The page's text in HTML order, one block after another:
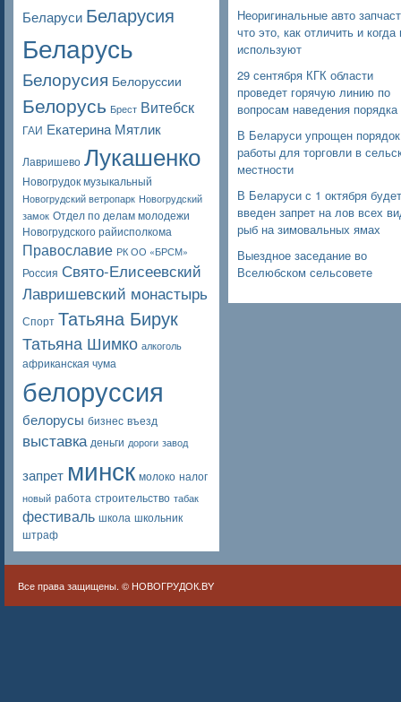
Беларуси Беларусия
Беларусь
Белорусия Белоруссии
Белорусь Брест Витебск
ГАИ Екатерина Мятлик
Лавришево Лукашенко
Новогрудок музыкальный
Новогрудский ветропарк Новогрудский
замок Отдел по делам молодежи
Новогрудского райисполкома
Православие РК ОО «БРСМ»
Россия Свято-Елисеевский
Лавришевский монастырь
Спорт Татьяна Бирук
Татьяна Шимко алкоголь
африканская чума
белоруссия
белорусы бизнес въезд
выставка деньги дороги завод
запрет минск молоко налог
новый работа строительство табак
фестиваль школа школьник
штраф
Неоригинальные авто
что это, как отличить и когда
используют
29 сентября КГК области
проведет горячую линию по
вопросам наведения порядка
В Беларуси упрощен порядок
работы для торговли в
местности
В Беларуси с 1 октября будет
введен запрет на лов всех
рыб на зимовальных ямах
Выездное заседание во
Вселюбском сельсовете
Все права защищены. © НОВОГРУДОК.BY